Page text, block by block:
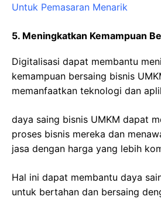
Untuk Pemasaran Menarik
5. Meningkatkan Kemampuan
Digitalisasi dapat membantu
kemampuan bersaing bisnis
memanfaatkan teknologi dan
daya saing bisnis UMKM dapat
proses bisnis mereka dan
jasa dengan harga yang lebih
Hal ini dapat membantu daya
untuk bertahan dan bersaing